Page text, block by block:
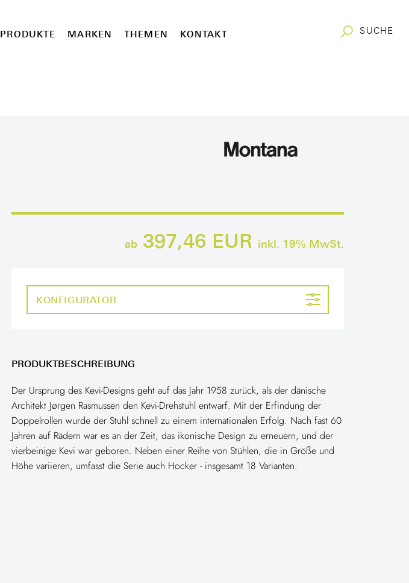
PRODUKTE MARKEN THEMEN KONTAKT SUCHE
ab 397,46 EUR inkl. 19% MwSt.
KONFIGURATOR
PRODUKTBESCHREIBUNG
Der Ursprung des Kevi-Designs geht auf das Jahr 1958 zurück, als der dänische
Architekt Jørgen Rasmussen den Kevi-Drehstuhl entwarf. Mit der Erfindung der
Doppelrollen wurde der Stuhl schnell zu einem internationalen Erfolg. Nach fast 60
Jahren auf Rädern war es an der Zeit, das ikonische Design zu erneuern, und der
vierbeinige Kevi war geboren. Neben einer Reihe von Stühlen, die in Größe und
Höhe variieren, umfasst die Serie auch Hocker - insgesamt 18 Varianten.